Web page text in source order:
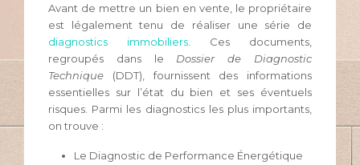
Avant de mettre un bien en vente, le propriétaire
est légalement tenu de réaliser une série de
diagnostics immobiliers . Ces documents,
regroupés dans le Dossier de Diagnostic
Technique (DDT), fournissent des informations
essentielles sur l’état du bien et ses éventuels
risques. Parmi les diagnostics les plus importants,
on trouve :
Le Diagnostic de Performance Énergétique